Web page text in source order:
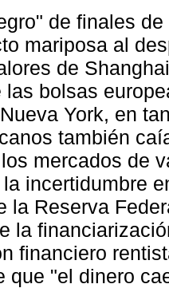
de finales
mariposa al
de
las bolsas
York, en
también
mercados de
incertidumbre
la Reserva
la
financiero
que "el dinero